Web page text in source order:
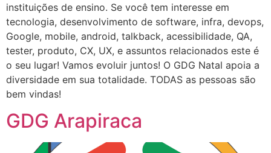
instituições de ensino. Se você tem interesse em
tecnologia, desenvolvimento de software, infra, devops,
Google, mobile, android, talkback, acessibilidade, QA,
tester, produto, CX, UX, e assuntos relacionados este é
o seu lugar! Vamos evoluir juntos! O GDG Natal apoia a
diversidade em sua totalidade. TODAS as pessoas são
bem vindas!
GDG Arapiraca